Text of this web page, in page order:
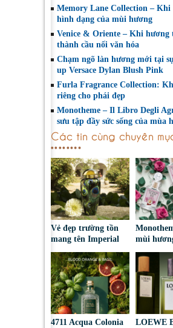
Memory Lane Collection – Khi
hình dạng của mùi hương
Venice & Oriente – Khi
thành cầu nối văn hóa
Chạm ngõ làn hương mới tại
up Versace Dylan Blush Pink
Furla Fragrance Collection:
riêng cho phái đẹp
Monotheme – Il Libro Degli
sưu tập đầy sức sống của mùa
Các tin cùng chuyên
Vẻ đẹp trường tồn
mang tên Imperial
Emerald
mùi
chân
4711 Acqua Colonia
LOEWE